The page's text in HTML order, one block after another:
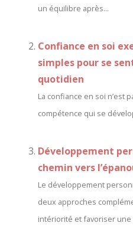
un équilibre après...
Confiance en soi
simples pour se
quotidien
La confiance en soi n’est
compétence qui se
Développement
chemin vers
Le développement
deux approches
intériorité et favoriser une